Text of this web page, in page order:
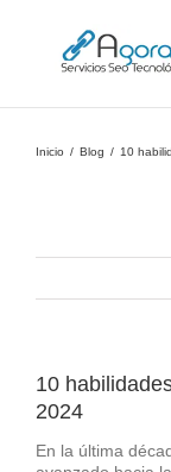
contenido
Inicio Blog 10
10
2024
En la última